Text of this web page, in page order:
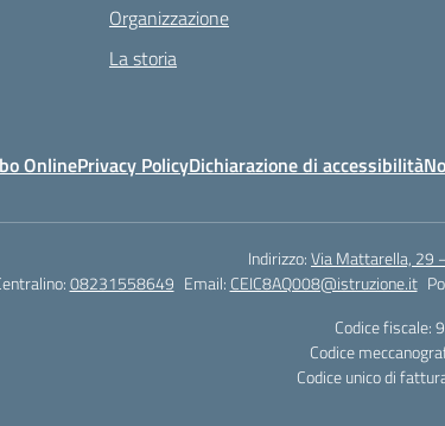
Organizzazione
La storia
OnlinePrivacy PolicyDichiarazione di accessibilità
Indirizzo:Via Mattarella, 29
08231558649 Email: CEIC8AQ008@istruzione.it
Codice fiscale:
Codice
Codice unico di